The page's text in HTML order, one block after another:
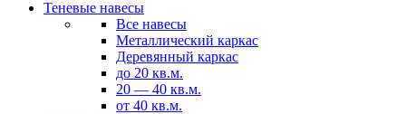
Теневые навесы
Все навесы
Металлический каркас
Деревянный каркас
до 20 кв.м.
20 — 40 кв.м.
от 40 кв.м.